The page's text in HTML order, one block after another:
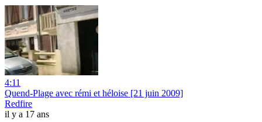
4:11
Quend-Plage avec rémi et héloise [21 juin 2009]
Redfire
il y a 17 ans